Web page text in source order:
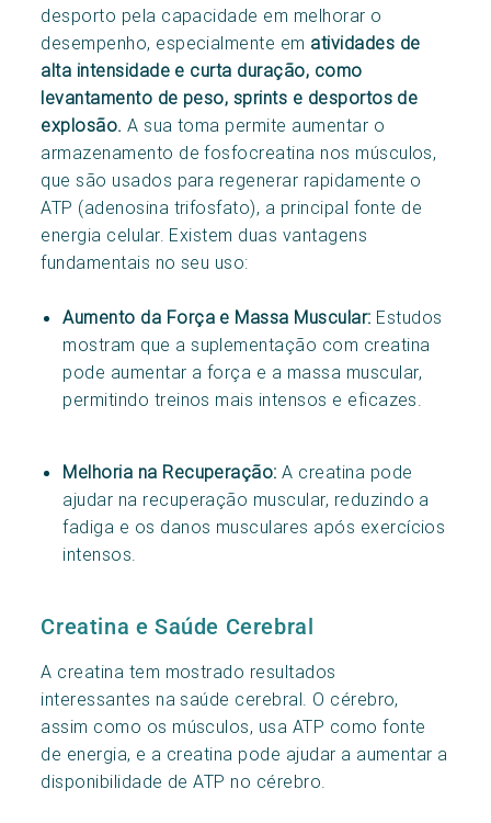
desporto pela capacidade em melhorar o
desempenho, especialmente em atividades de
alta intensidade e curta duração, como
levantamento de peso, sprints e desportos de
explosão. A sua toma permite aumentar o
armazenamento de fosfocreatina nos músculos,
que são usados para regenerar rapidamente o
ATP (adenosina trifosfato), a principal fonte de
energia celular. Existem duas vantagens
fundamentais no seu uso:
Aumento da Força e Massa Muscular: Estudos
mostram que a suplementação com creatina
pode aumentar a força e a massa muscular,
permitindo treinos mais intensos e eficazes.
Melhoria na Recuperação: A creatina pode
ajudar na recuperação muscular, reduzindo a
fadiga e os danos musculares após exercícios
intensos.
Creatina e Saúde Cerebral
A creatina tem mostrado resultados
interessantes na saúde cerebral. O cérebro,
assim como os músculos, usa ATP como fonte
de energia, e a creatina pode ajudar a aumentar a
disponibilidade de ATP no cérebro.